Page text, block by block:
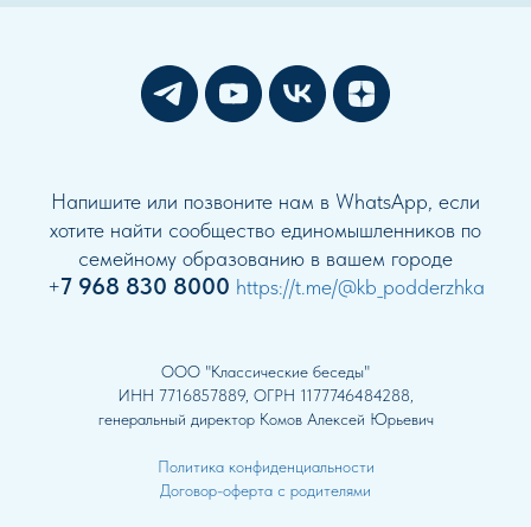
Напишите или позвоните нам в WhatsApp, если
хотите найти сообщество единомышленников по
семейному образованию в вашем городе
+7 968 830 8000 https://t.me/@kb_podderzhka
ООО "Классические беседы"
ИНН 7716857889, ОГРН 1177746484288,
генеральный директор Комов Алексей Юрьевич
Политика конфиденциальности
Договор-оферта с родителями